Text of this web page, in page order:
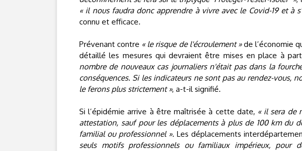
« il nous faudra donc apprendre à vivre avec le Covid-19 et à
connu et efficace.
Prévenant contre « le risque de l'écroulement »de l’économie
détaillé les mesures qui devraient être mises en place à
nombre de nouveaux cas journaliers n'était pas dans la
conséquences. Si les indicateurs ne sont pas au rendez-vous,
le ferons plus strictement », a-t-il signifié.
Si l’épidémie arrive à être maîtrisée à cette date, « il sera de
attestation, sauf pour les déplacements à plus de 100 km du
familial ou professionnel ». Les déplacements
seuls motifs professionnels ou familiaux impérieux, pour